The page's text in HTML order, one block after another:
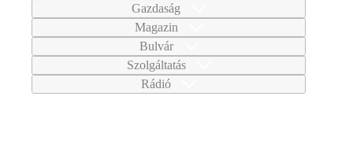
Gazdaság
Magazin
Bulvár
Szolgáltatás
Rádió